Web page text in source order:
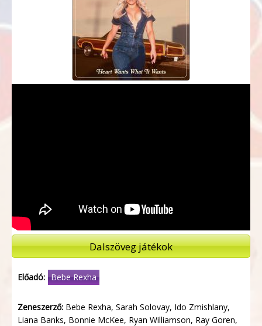
Dalszöveg játékok
Előadó: Bebe Rexha
Zeneszerző: Bebe Rexha, Sarah Solovay, Ido Zmishlany,
Liana Banks, Bonnie McKee, Ryan Williamson, Ray Goren,